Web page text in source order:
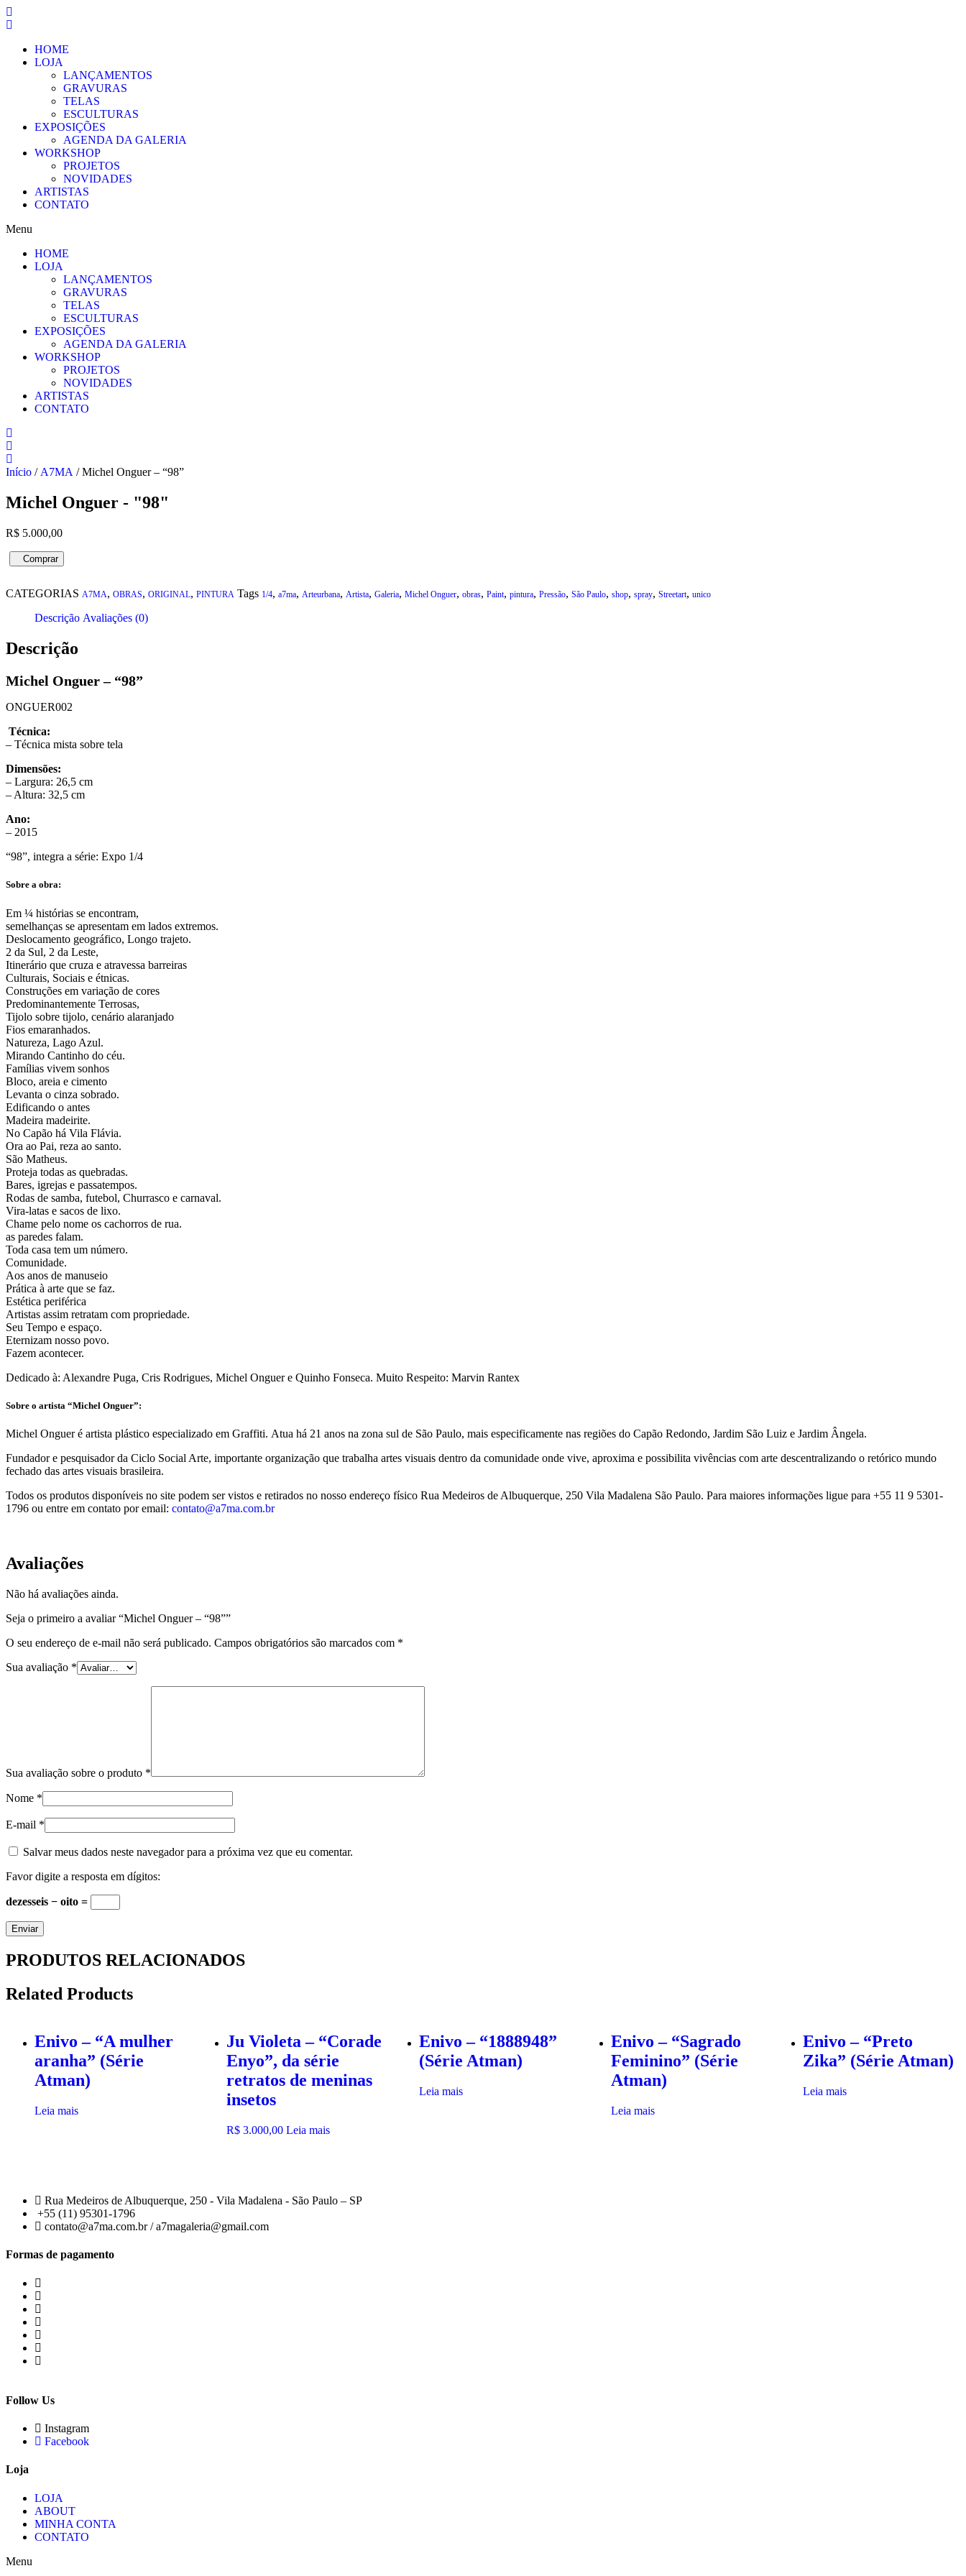
Pular
para
conteúdoHOME
LOJA
LANÇAMENTOS
GRAVURAS
TELAS
ESCULTURAS
EXPOSIÇÕES
AGENDA DA GALERIA
WORKSHOP
PROJETOS
NOVIDADES
ARTISTAS
CONTATO
Menu
HOME
LOJA
LANÇAMENTOS
GRAVURAS
TELAS
ESCULTURAS
EXPOSIÇÕES
AGENDA DA GALERIA
WORKSHOP
PROJETOS
NOVIDADES
ARTISTAS
CONTATO
Início / A7MA / Michel Onguer – “98”
Michel Onguer - "98"
R$ 5.000,00
Michel
Onguer
"98"
Comprar
CATEGORIAS A7MA, OBRAS, ORIGINAL, PINTURA Tags 1/4, a7ma, Arteurbana, Artista, Galeria, Michel Onguer, obras, Paint, pintura, Pressão, São Paulo, shop, spray, Streetart, unico
Descrição Avaliações (0)
Descrição
Michel Onguer – “98”
ONGUER002
Técnica:
– Técnica mista sobre tela
Dimensões:
– Largura: 26,5 cm
– Altura: 32,5 cm
Ano:
– 2015
“98”, integra a série: Expo 1/4
Sobre a obra:
Em ¼ histórias se encontram,
semelhanças se apresentam em lados extremos.
Deslocamento geográfico, Longo trajeto.
2 da Sul, 2 da Leste,
Itinerário que cruza e atravessa barreiras
Culturais, Sociais e étnicas.
Construções em variação de cores
Predominantemente Terrosas,
Tijolo sobre tijolo, cenário alaranjado
Fios emaranhados.
Natureza, Lago Azul.
Mirando Cantinho do céu.
Famílias vivem sonhos
Bloco, areia e cimento
Levanta o cinza sobrado.
Edificando o antes
Madeira madeirite.
No Capão há Vila Flávia.
Ora ao Pai, reza ao santo.
São Matheus.
Proteja todas as quebradas.
Bares, igrejas e passatempos.
Rodas de samba, futebol, Churrasco e carnaval.
Vira-latas e sacos de lixo.
Chame pelo nome os cachorros de rua.
as paredes falam.
Toda casa tem um número.
Comunidade.
Aos anos de manuseio
Prática à arte que se faz.
Estética periférica
Artistas assim retratam com propriedade.
Seu Tempo e espaço.
Eternizam nosso povo.
Fazem acontecer.
Dedicado à: Alexandre Puga, Cris Rodrigues, Michel Onguer e Quinho Fonseca. Muito Respeito: Marvin Rantex
Sobre o artista “Michel Onguer”:
Michel Onguer é artista plástico especializado em Graffiti. Atua há 21 anos na zona sul de São Paulo, mais especificamente nas regiões do Capão Redondo, Jardim São Luiz e Jardim Ângela.
Fundador e pesquisador da Ciclo Social Arte, importante organização que trabalha artes visuais dentro da comunidade onde vive, aproxima e possibilita vivências com arte descentralizando o retórico mundo
fechado das artes visuais brasileira.
Todos os produtos disponíveis no site podem ser vistos e retirados no nosso endereço físico Rua Medeiros de Albuquerque, 250 Vila Madalena São Paulo. Para maiores informações ligue para +55 11 9 5301-
1796 ou entre em contato por email: contato@a7ma.com.br
Avaliações
Não há avaliações ainda.
Seja o primeiro a avaliar “Michel Onguer – “98””
O seu endereço de e-mail não será publicado. Campos obrigatórios são marcados com *
Sua avaliação *
Sua avaliação sobre o produto *
Nome *
E-mail *
Salvar meus dados neste navegador para a próxima vez que eu comentar.
Favor digite a resposta em dígitos:
dezesseis − oito =
PRODUTOS RELACIONADOS
Related Products
Enivo – “A mulher
aranha” (Série
Atman)
Leia mais
Ju Violeta – “Corade
Enyo”, da série
retratos de meninas
insetos
R$ 3.000,00 Leia mais
Enivo – “1888948”
(Série Atman)
Leia mais
Enivo – “Sagrado
Feminino” (Série
Atman)
Leia mais
Enivo – “Preto
Zika” (Série Atman)
Leia mais
Rua Medeiros de Albuquerque, 250 - Vila Madalena - São Paulo – SP
+55 (11) 95301-1796
contato@a7ma.com.br / a7magaleria@gmail.com
Formas de pagamento
Follow Us
Instagram
Facebook
Loja
LOJA
ABOUT
MINHA CONTA
CONTATO
Menu